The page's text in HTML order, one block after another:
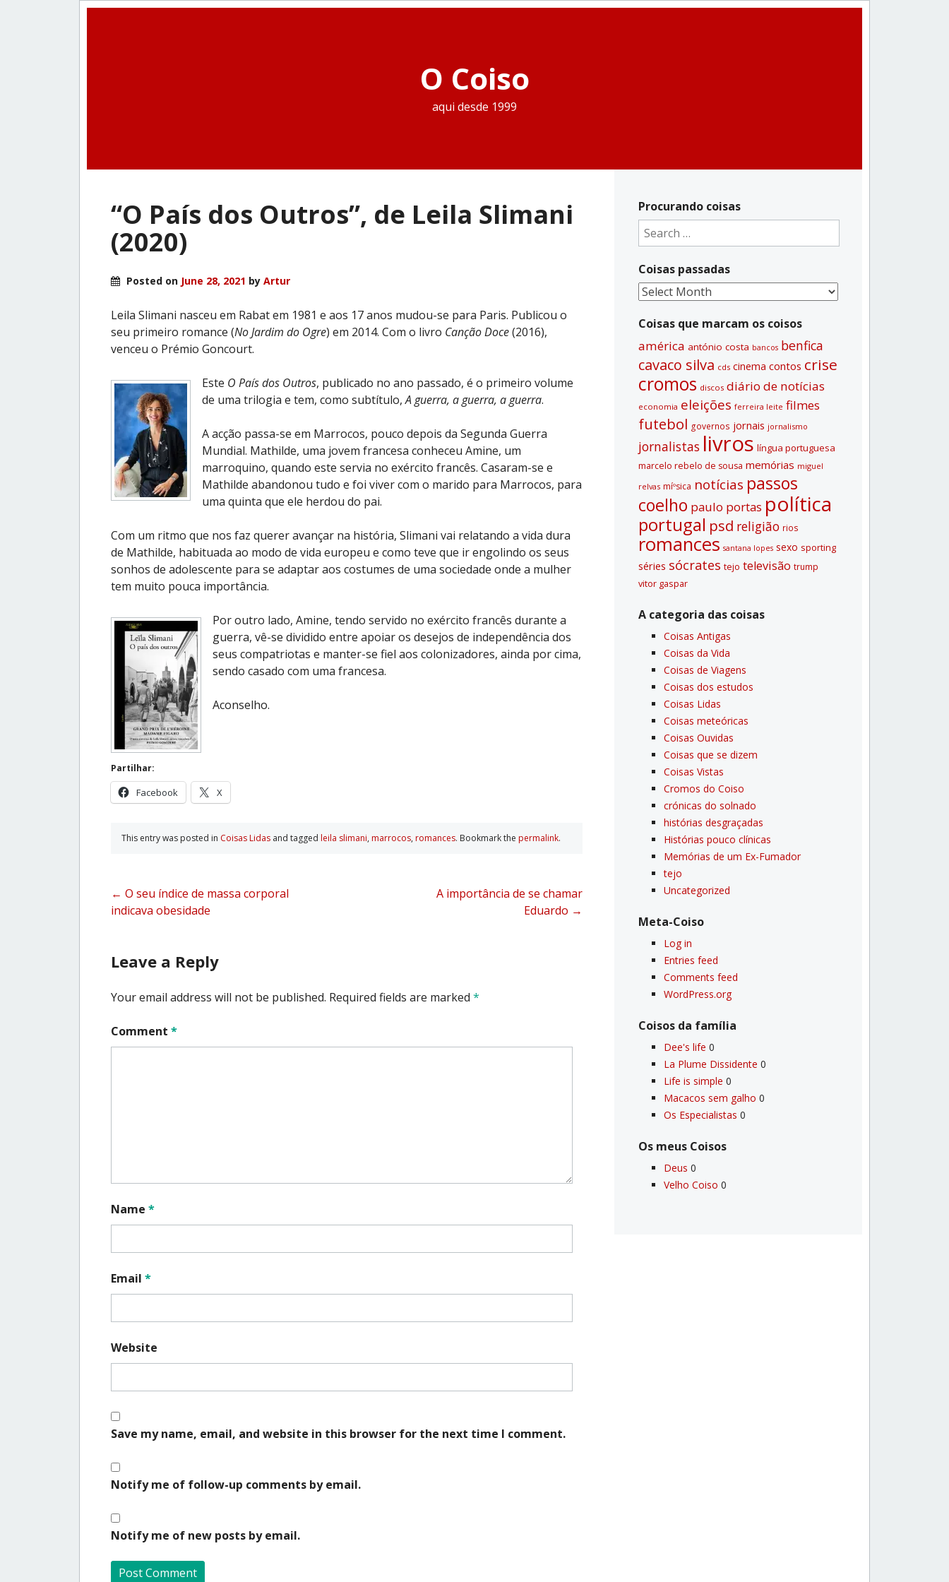
O Coiso
aqui desde 1999
“O País dos Outros”, de Leila Slimani
(2020)
Posted on June 28, 2021 by Artur
Leila Slimani nasceu em Rabat em 1981 e aos 17 anos mudou-se para Paris. Publicou o
seu primeiro romance (No Jardim do Ogre) em 2014. Com o livro Canção Doce(2016),
venceu o Prémio Goncourt.
Este O País dos Outros, publicado no ano passado, é o primeiro volume
de uma trilogia e tem, como subtítulo,A guerra, a guerra, a guerra.
A acção passa-se em Marrocos, pouco depois da Segunda Guerra
Mundial. Mathilde, uma jovem francesa conheceu Amine, um
marroquino, quando este servia no exército francês. Casaram-se e
Mathilde abandonou tudo e foi viver com o marido para Marrocos, para
uma quinta que ele herdou do pai.
Com um ritmo que nos faz querer avançar na história, Slimani vai relatando a vida dura
de Mathilde, habituada ao modo de vida europeu e como teve que ir engolindo os seus
sonhos de adolescente para se adaptar aos costumes de uma sociedade onde a mulher
tem muito pouca importância.
Por outro lado, Amine, tendo servido no exército francês durante a
guerra, vê-se dividido entre apoiar os desejos de independência dos
seus compatriotas e manter-se fiel aos colonizadores, ainda por cima,
sendo casado com uma francesa.
Aconselho.
Partilhar:
Facebook X
This entry was posted in Coisas Lidas and tagged leila slimani, marrocos, romances. Bookmark the permalink.
Post
navigation
← O seu índice de massa corporal
indicava obesidade
A importância de se chamar
Eduardo →
Leave a Reply
Your email address will not be published. Required fields are marked *
Comment *
Name *
Email *
Website
Save my name, email, and website in this browser for the next time I comment.
Notify me of follow-up comments by email.
Notify me of new posts by email.
Procurando coisas
Search
for:
Coisas passadas
Coisas
Coisas que marcam os coisos
américa antónio costa bancos benfica
cavaco silva cds cinema contos crise
cromos discos diário de notí­cias
economia eleições ferreira leite filmes
futebol governos jornais jornalismo
jornalistas livros lí­ngua portuguesa
marcelo rebelo de sousa memórias miguel
relvas míºsica notí­cias passos
coelho paulo portas polí­tica
portugal psd religião rios
romances santana lopes sexo sporting
séries sócrates tejo televisão trump
vitor gaspar
A categoria das coisas
Coisas Antigas
Coisas da Vida
Coisas de Viagens
Coisas dos estudos
Coisas Lidas
Coisas meteóricas
Coisas Ouvidas
Coisas que se dizem
Coisas Vistas
Cromos do Coiso
crónicas do solnado
histórias desgraçadas
Histórias pouco clí­nicas
Memórias de um Ex-Fumador
tejo
Uncategorized
Meta-Coiso
Log in
Entries feed
Comments feed
WordPress.org
Coisos da famí­lia
Dee's life 0
La Plume Dissidente 0
Life is simple 0
Macacos sem galho 0
Os Especialistas 0
Os meus Coisos
Deus 0
Velho Coiso 0